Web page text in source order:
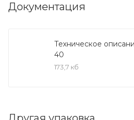
и атмосферных бензиновых
двигателях легковых
коммерческих автомобилей и
Документация
Техническое
40
173,7 кб